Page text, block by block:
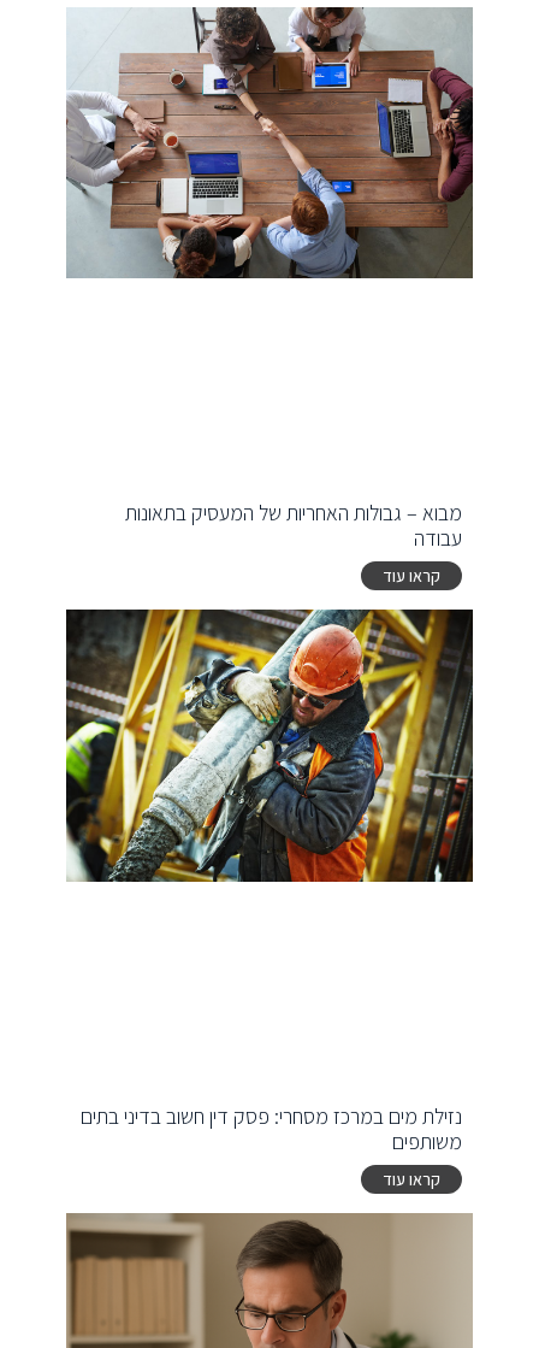
מבוא – גבולות האחריות של המעסיק בתאונות
עבודה
קראו עוד
נזילת מים במרכז מסחרי: פסק דין חשוב בדיני בתים
משותפים
קראו עוד